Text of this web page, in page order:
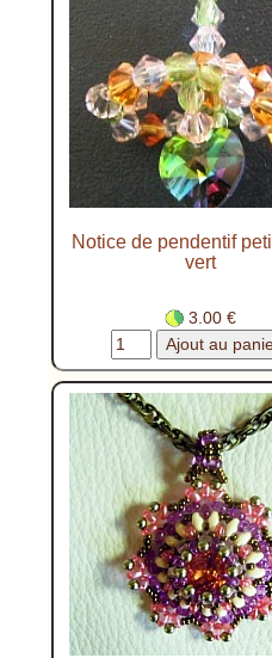
Notice de pendentif
vert
3.00 €